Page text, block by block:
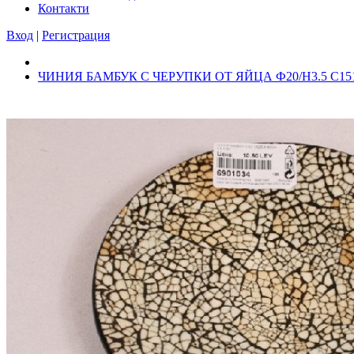
Контакти
Вход | Регистрация
ЧИНИЯ БАМБУК С ЧЕРУПКИ ОТ ЯЙЦА Ф20/Н3.5